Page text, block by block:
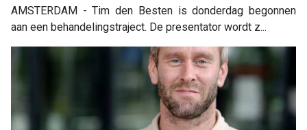
AMSTERDAM - Tim den Besten is donderdag begonnen
aan een behandelingstraject. De presentator wordt z...